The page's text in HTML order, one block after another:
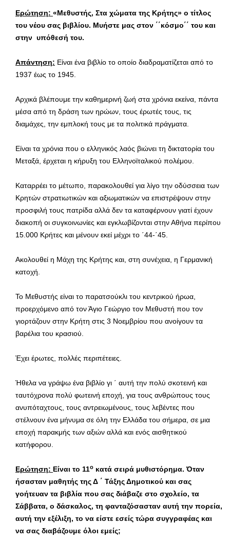
Ερώτηση: «Μεθυστής, Στα χώματα της Κρήτης» ο τίτλος
του νέου σας βιβλίου. Μυήστε μας στον ΄΄κόσμο΄΄ του και
στην υπόθεσή του.
Απάντηση: Είναι ένα βιβλίο το οποίο διαδραματίζεται από το
1937 έως το 1945.
Αρχικά βλέπουμε την καθημερινή ζωή στα χρόνια εκείνα, πάντα
μέσα από τη δράση των ηρώων, τους έρωτές τους, τις
διαμάχες, την εμπλοκή τους με τα πολιτικά πράγματα.
Είναι τα χρόνια που ο ελληνικός λαός βιώνει τη δικτατορία του
Μεταξά, έρχεται η κήρυξη του Ελληνοϊταλικού πολέμου.
Καταρρέει το μέτωπο, παρακολουθεί για λίγο την οδύσσεια των
Κρητών στρατιωτικών και αξιωματικών να επιστρέψουν στην
προσφιλή τους πατρίδα αλλά δεν τα καταφέρνουν γιατί έχουν
διακοπή οι συγκοινωνίες και εγκλωβίζονται στην Αθήνα περίπου
15.000 Κρήτες και μένουν εκεί μέχρι το ΄44-΄45.
Ακολουθεί η Μάχη της Κρήτης και, στη συνέχεια, η Γερμανική
κατοχή.
Το Μεθυστής είναι το παρατσούκλι του κεντρικού ήρωα,
προερχόμενο από τον Άγιο Γεώργιο τον Μεθυστή που τον
γιορτάζουν στην Κρήτη στις 3 Νοεμβρίου που ανοίγουν τα
βαρέλια του κρασιού.
Έχει έρωτες, πολλές περιπέτειες.
Ήθελα να γράψω ένα βιβλίο γι ΄ αυτή την πολύ σκοτεινή και
ταυτόχρονα πολύ φωτεινή εποχή, για τους ανθρώπους τους
ανυπόταχτους, τους αντρειωμένους, τους λεβέντες που
στέλνουν ένα μήνυμα σε όλη την Ελλάδα του σήμερα, σε μια
εποχή παρακμής των αξιών αλλά και ενός αισθητικού
κατήφορου.
Ερώτηση: Είναι το 11ο κατά σειρά μυθιστόρημα. Όταν
ήσασταν μαθητής της Δ ΄ Τάξης Δημοτικού και σας
γοήτευαν τα βιβλία που σας διάβαζε στο σχολείο, τα
Σάββατα, ο δάσκαλος, τη φανταζόσασταν αυτή την πορεία,
αυτή την εξέλιξη, το να είστε εσείς τώρα συγγραφέας και
να σας διαβάζουμε όλοι εμείς;